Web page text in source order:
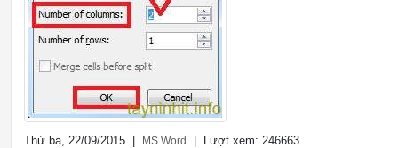
Thứ ba, 22/09/2015 | MS Word | Lượt xem: 246663